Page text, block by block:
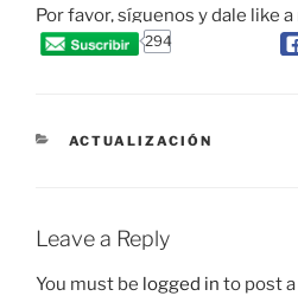
Por favor, síguenos y dale like
294
CATEGORIES
ACTUALIZACIÓN
Leave a Reply
You must be logged in to post